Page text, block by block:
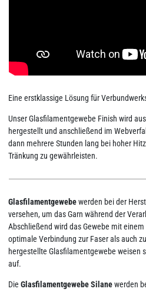
Eine erstklassige Lösung für
Unser Glasfilamentgewebe Finish wird
hergestellt und anschließend im
dann mehrere Stunden lang bei hoher
Tränkung zu gewährleisten.
Glasfilamentgewebewerden bei der
versehen, um das Garn während der
Abschließend wird das Gewebe mit
optimale Verbindung zur Faser als auch
hergestellte Glasfilamentgewebe weisen
auf.
Die Glasfilamentgewebe Silanewerden